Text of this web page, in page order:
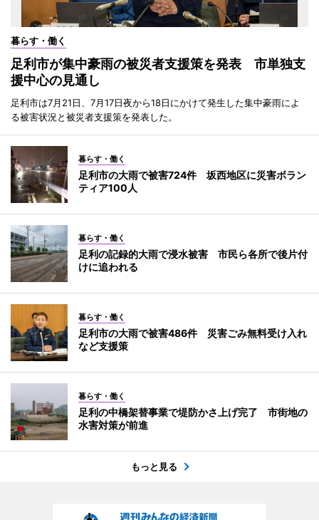
暮らす・働く
足利市が集中豪雨の被災者支援策を発表 市単独支
援中心の見通し
足利市は7月21日、7月17日夜から18日にかけて発生した集中豪雨によ
る被害状況と被災者支援策を発表した。
暮らす・働く
足利市の大雨で被害724件 坂西地区に災害ボラン
ティア100人
暮らす・働く
足利の記録的大雨で浸水被害 市民ら各所で後片付
けに追われる
暮らす・働く
足利市の大雨で被害486件 災害ごみ無料受け入れ
など支援策
暮らす・働く
足利の中橋架替事業で堤防かさ上げ完了 市街地の
水害対策が前進
もっと見る